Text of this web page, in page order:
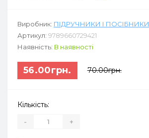
Виробник: ПІДРУЧНИКИ І ПОСІБНИКИ
Артикул: 9789660729421
Наявність: В наявності
56.00грн. 70.00грн.
Кількість:
- +